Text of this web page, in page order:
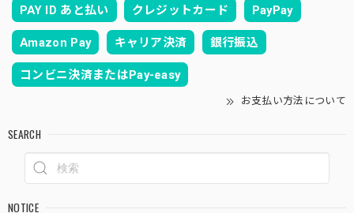
PAY ID あと払い クレジットカード PayPay
Amazon Pay キャリア決済 銀行振込
コンビニ決済またはPay-easy
お支払い方法について
SEARCH
NOTICE